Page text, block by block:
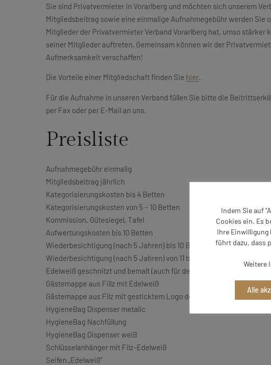
Sie sind Privatvermieter in Vorarlberg und möchten sich unserem
Mitgliedsbeitrag sowie eine einmalige Aufnahmegebühr werden Sie
Mitglieder der Privatvermieter Verband Vorarlberg hat, umso stärker
seiner Mitglieder auftreten. Gemeinsam können wir der
Aufmerksamkeit verschaffen!
Die Vorteile einer Mitgliedschaft finden Sie hier.
Für die Aufnahme in unseren Verband füllen Sie bitte die
per Fax oder per E-Mail an uns.
Preisliste
Aufnahmegebühr einmalig
Mitgliedsbeitrag jährlich
Kategorisierungskosten bis 4 Betten
Kategorisierungskosten von 5 – 10 Betten
Kommission, Gütesiegel, Tafel
Aufwertungskosten bis 10 Betten
Wiederbesichtigung (nach 5 Jahren) bis 10 Betten
Wiederbesichtigung (nach 5 Jahren) von 11 bis 20 Betten
Edelweiß geschnitzt und bemalt (auch für den Außenbereich)
Gästemappe aus Fillz mit Edelweiß
Gästemappe aus Filz mit gesticktem Logo des Hauses
HygieneBag Dispenser metalic
HygieneBag Nachfüllung
HygieneBag Dispenser weiß
Schlüsselanhänger mit Filz-Edelweiß
Seifen „Edelweiß“
Indem Sie auf
Cookies ein. Es
Ihre Einwilligung
führt dazu, dass
Weitere
Alle